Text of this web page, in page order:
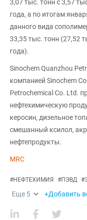
3,07 тыс. тонн с 3,57
года, а по итогам
данного вида
33,35 тыс. тонн (27,52
года).
Sinochem Quanzhou
компанией Sinochem
Petrochemical Co. Ltd.
нефтехимическую
керосин, дизельное
смешанный ксилол,
нефтепродукты.
MRC
#НЕФТЕХИМИЯ #ПЭВД #
Еще 5 +Добавить